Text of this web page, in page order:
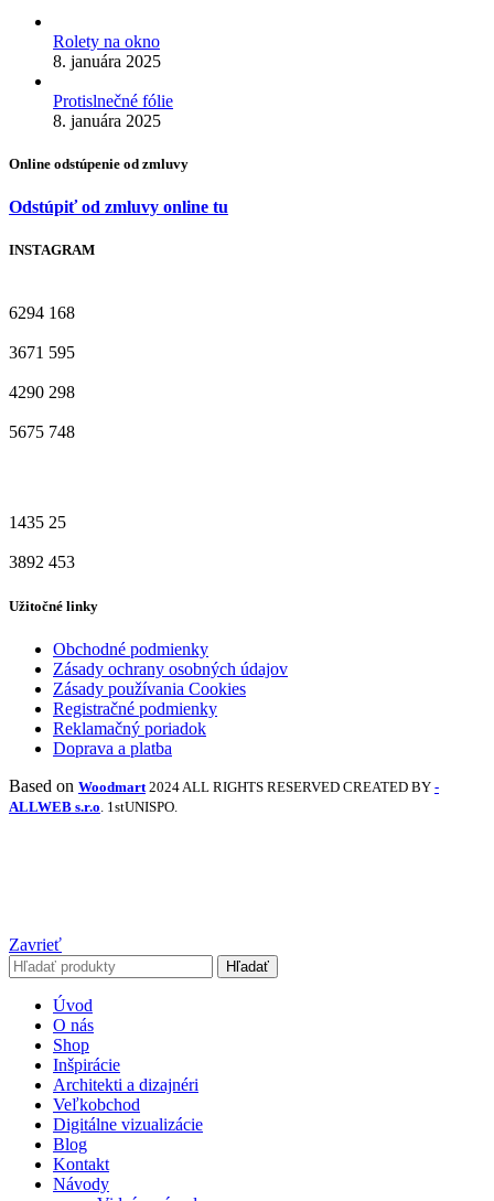
Rolety na okno
8. januára 2025
Protislnečné fólie
8. januára 2025
Online odstúpenie od zmluvy
Odstúpiť od zmluvy online tu
INSTAGRAM
6294 168
3671 595
4290 298
5675 748
1435 25
3892 453
Užitočné linky
Obchodné podmienky
Zásady ochrany osobných údajov
Zásady používania Cookies
Registračné podmienky
Reklamačný poriadok
Doprava a platba
Based on Woodmart 2024 ALL RIGHTS RESERVED CREATED BY -
ALLWEB s.r.o . 1stUNISPO.
Zavrieť
Hľadať
Úvod
O nás
Shop
Inšpirácie
Architekti a dizajnéri
Veľkobchod
Digitálne vizualizácie
Blog
Kontakt
Návody